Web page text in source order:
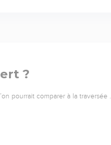
?
pourrait comparer à la traversée …